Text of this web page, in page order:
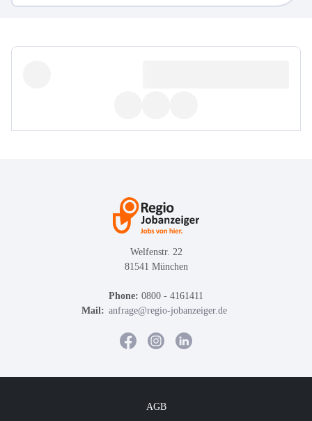
Welfenstr. 22
81541 München
Phone: 0800 - 4161411
Mail: anfrage@regio-jobanzeiger.de
AGB